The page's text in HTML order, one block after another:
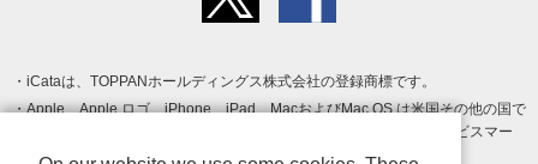
iCataは、TOPPANホールディングス株式会社の登録商標です。
Apple、Apple ロゴ、iPhone、iPad、MacおよびMac OS は米国その他の国で
登録された Apple Inc. の商標です。App Store は Apple Inc. のサービスマー
クです。